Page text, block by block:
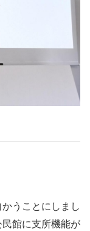
うことにしまし
館に支所機能が